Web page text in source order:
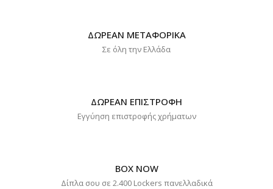
ΔΩΡΕΑΝ ΜΕΤΑΦΟΡΙΚΑ
Σε όλη την Ελλάδα
ΔΩΡΕΑΝ ΕΠΙΣΤΡΟΦΗ
Εγγύηση επιστροφής χρήματων
BOX NOW
Δίπλα σου σε 2.400 Lockers πανελλαδικά